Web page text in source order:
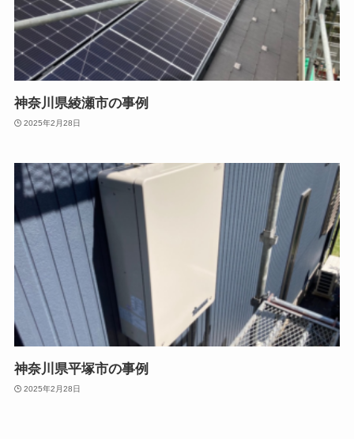
神奈川県綾瀬市の事例
2025年2月28日
神奈川県平塚市の事例
2025年2月28日